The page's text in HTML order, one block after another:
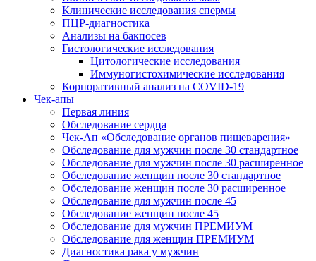
Клинические исследования спермы
ПЦР-диагностика
Анализы на бакпосев
Гистологические исследования
Цитологические исследования
Иммуногистохимические исследования
Корпоративный анализ на COVID-19
Чек-апы
Первая линия
Обследование сердца
Чек-Ап «Обследование органов пищеварения»
Обследование для мужчин после 30 стандартное
Обследование для мужчин после 30 расширенное
Обследование женщин после 30 стандартное
Обследование женщин после 30 расширенное
Обследование для мужчин после 45
Обследование женщин после 45
Обследование для мужчин ПРЕМИУМ
Обследование для женщин ПРЕМИУМ
Диагностика рака у мужчин